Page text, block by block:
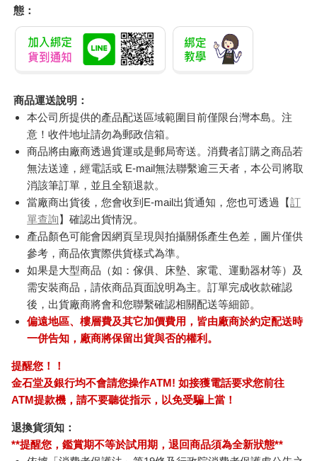
態：
商品運送說明：
本公司所提供的產品配送區域範圍目前僅限台灣本島。注
意！收件地址請勿為郵政信箱。
商品將由廠商透過貨運或是郵局寄送。消費者訂購之商品若
無法送達，經電話或 E-mail無法聯繫逾三天者，本公司將取
消該筆訂單，並且全額退款。
當廠商出貨後，您會收到E-mail出貨通知，您也可透過【訂
單查詢】確認出貨情況。
產品顏色可能會因網頁呈現與拍攝關係產生色差，圖片僅供
參考，商品依實際供貨樣式為準。
如果是大型商品（如：傢俱、床墊、家電、運動器材等）及
需安裝商品，請依商品頁面說明為主。訂單完成收款確認
後，出貨廠商將會和您聯繫確認相關配送等細節。
偏遠地區、樓層費及其它加價費用，皆由廠商於約定配送時
一併告知，廠商將保留出貨與否的權利。
提醒您！！
金石堂及銀行均不會請您操作ATM! 如接獲電話要求您前往
ATM提款機，請不要聽從指示，以免受騙上當！
退換貨須知：
**提醒您，鑑賞期不等於試用期，退回商品須為全新狀態**